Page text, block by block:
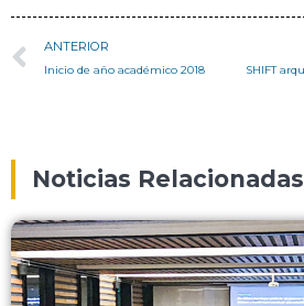
ANTERIOR
Inicio de año académico 2018
Noticias Relacionadas